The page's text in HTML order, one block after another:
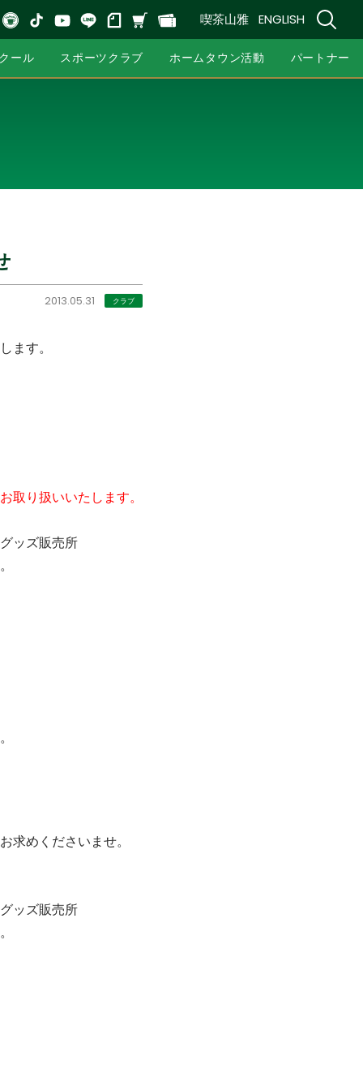
喫茶山雅 ENGLISH
ール スポーツクラブ ホームタウン活動 パートナー
2013.05.31 クラブ
ます。
り扱いいたします。
ッズ販売所
めくださいませ。
ッズ販売所